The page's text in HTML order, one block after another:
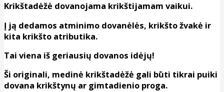
Krikštadėžė dovanojama krikštijamam vaikui.
Į ją dedamos atminimo dovanėlės, krikšto žvakė ir
kita krikšto atributika.
Tai viena iš geriausių dovanos idėjų!
Ši originali, medinė krikštadėžė gali būti tikrai puiki
dovana krikštynų ar gimtadienio proga.